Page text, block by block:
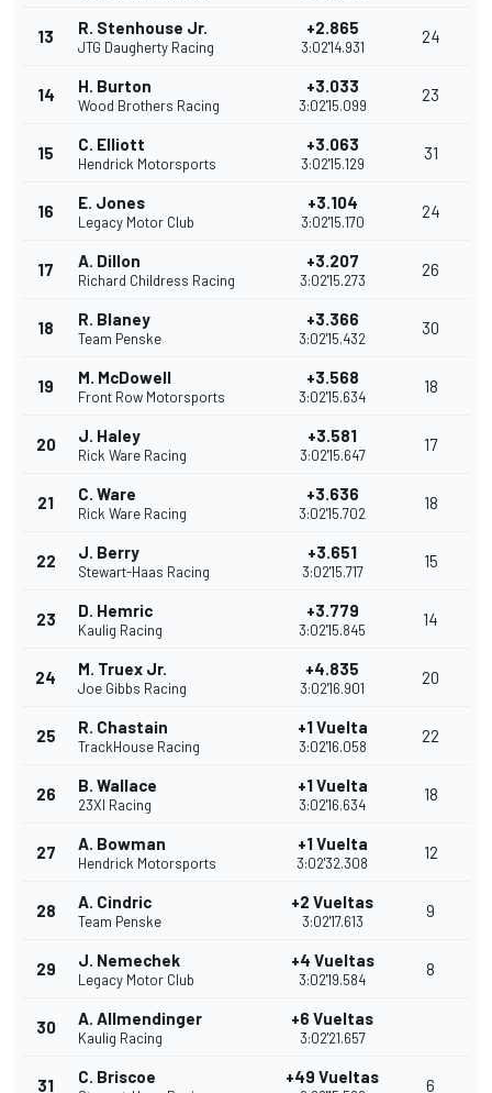
13 R. Stenhouse Jr.
JTG Daugherty Racing
+2.865
3:02'14.931
24
14 H. Burton
Wood Brothers Racing
+3.033
3:02'15.099
23
15 C. Elliott
Hendrick Motorsports
+3.063
3:02'15.129
31
16 E. Jones
Legacy Motor Club
+3.104
3:02'15.170
24
17 A. Dillon
Richard Childress Racing
+3.207
3:02'15.273
26
18 R. Blaney
Team Penske
+3.366
3:02'15.432
30
19 M. McDowell
Front Row Motorsports
+3.568
3:02'15.634
18
20 J. Haley
Rick Ware Racing
+3.581
3:02'15.647
17
21 C. Ware
Rick Ware Racing
+3.636
3:02'15.702
18
22 J. Berry
Stewart-Haas Racing
+3.651
3:02'15.717
15
23 D. Hemric
Kaulig Racing
+3.779
3:02'15.845
14
24 M. Truex Jr.
Joe Gibbs Racing
+4.835
3:02'16.901
20
25 R. Chastain
TrackHouse Racing
+1 Vuelta
3:02'16.058
22
26 B. Wallace
23XI Racing
+1 Vuelta
3:02'16.634
18
27 A. Bowman
Hendrick Motorsports
+1 Vuelta
3:02'32.308
12
28 A. Cindric
Team Penske
+2 Vueltas
3:02'17.613
9
29 J. Nemechek
Legacy Motor Club
+4 Vueltas
3:02'19.584
8
30 A. Allmendinger
Kaulig Racing
+6 Vueltas
3:02'21.657
31 C. Briscoe +49 Vueltas 6